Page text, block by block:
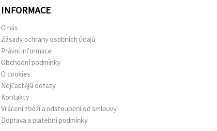
INFORMACE
O nás
Zásady ochrany osobních údajů
Právní informace
Obchodní podmínky
O cookies
Nejčastější dotazy
Kontakty
Vrácení zboží a odstoupení od smlouvy
Doprava a platební podmínky